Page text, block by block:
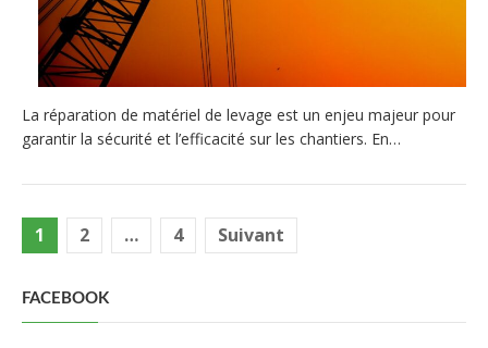
La réparation de matériel de levage est un enjeu majeur pour
garantir la sécurité et l’efficacité sur les chantiers. En…
Pagination
publications
1 2 … 4 Suivant
FACEBOOK